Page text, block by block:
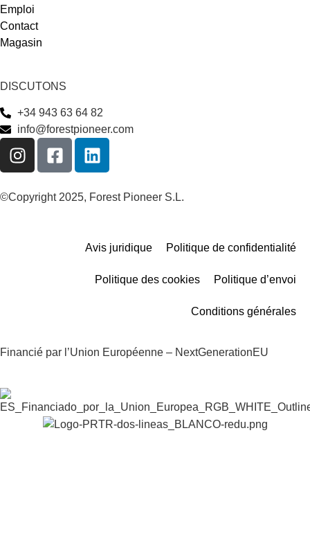
Emploi
Contact
Magasin
DISCUTONS
+34 943 63 64 82
info@forestpioneer.com
©Copyright 2025, Forest Pioneer S.L.
Avis juridique Politique de confidentialité
Politique des cookies Politique d’envoi
Conditions générales
Financié par l’Union Européenne – NextGenerationEU